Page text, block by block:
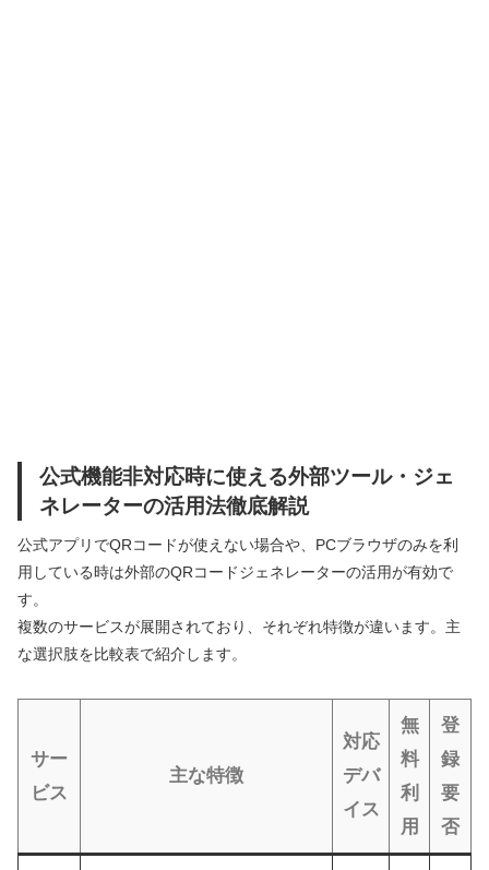
公式機能非対応時に使える外部ツール・ジェ
ネレーターの活用法徹底解説
公式アプリでQRコードが使えない場合や、PCブラウザのみを利
用している時は外部のQRコードジェネレーターの活用が有効で
す。
複数のサービスが展開されており、それぞれ特徴が違います。主
な選択肢を比較表で紹介します。
サー
ビス
主な特徴
対応
デバ
イス
無
料
利
用
登
録
要
否